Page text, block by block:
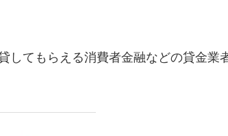
してもらえる消費者金融などの貸金業